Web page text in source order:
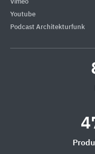
Vimeo
Youtube
Podcast Architekturfunk